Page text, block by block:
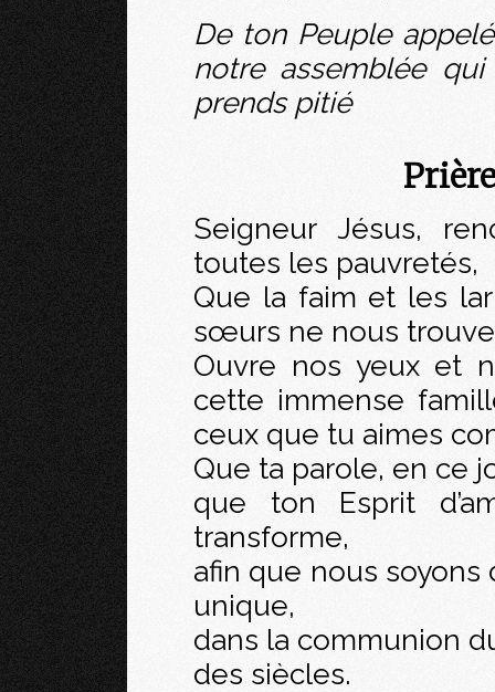
De ton Peuple
notre assemblée
prends pitié
Seigneur Jésus,
toutes les pauvretés,
Que la faim et les
sœurs ne nous
Ouvre nos yeux et
cette immense
ceux que tu aimes
Que ta parole, en ce
que ton Esprit
transforme,
afin que nous soyons
unique,
dans la communion
des siècles.